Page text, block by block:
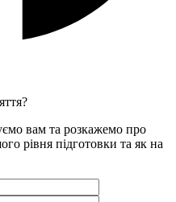
вам та розкажемо про
рівня підготовки та як на